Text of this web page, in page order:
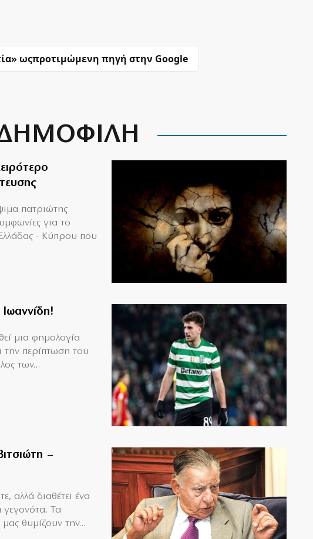
ωςπροτιμώμενη πηγή στην Google
πατριώτης
για το
- Κύπρου που
Ιωαννίδη!
μια φημολογία
περίπτωση του
των...
–
αλλά διαθέτει ένα
γεγονότα. Τα
μας θυμίζουν την...